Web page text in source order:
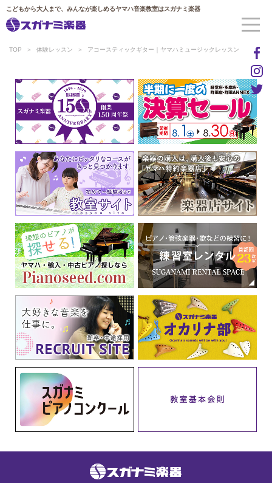
こどもから大人まで、みんなが楽しめるヤマハ音楽教室はスガナミ楽器
TOP 体験レッスン アコースティックギター｜ヤマハミュージックレッスン